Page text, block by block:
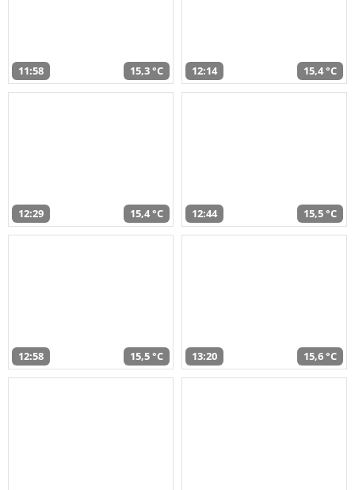
11:58 15,3 °C 12:14 15,4 °C
12:29 15,4 °C 12:44 15,5 °C
12:58 15,5 °C 13:20 15,6 °C